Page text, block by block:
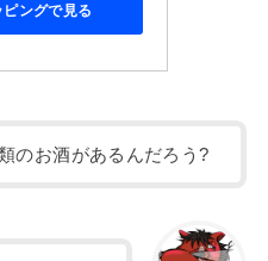
ングで見る
のお酒があるんだろう?